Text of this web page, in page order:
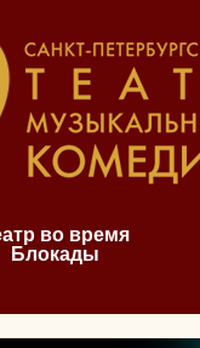
во время
Блокады